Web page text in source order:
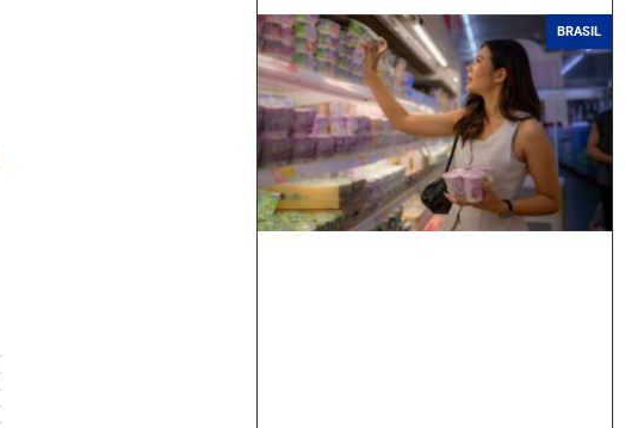
BRASIL